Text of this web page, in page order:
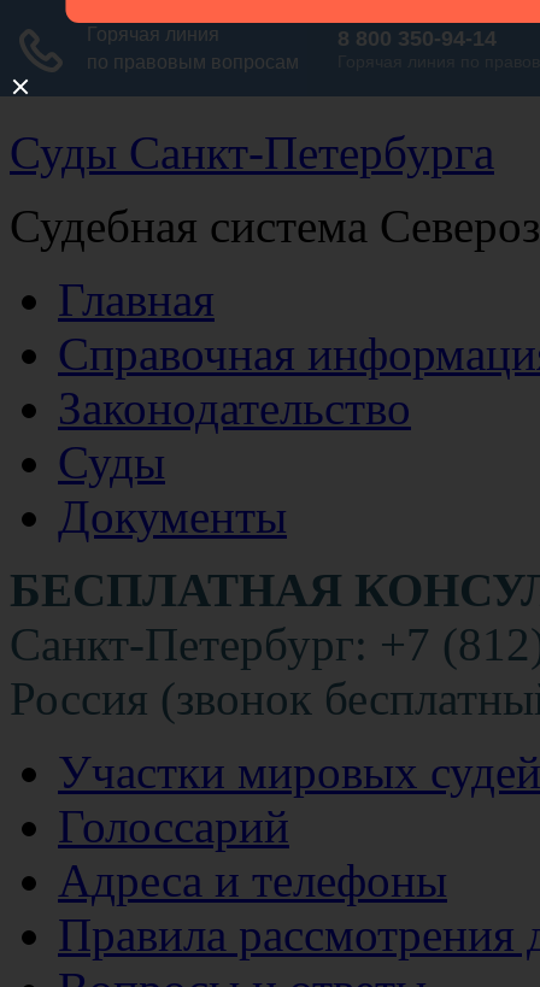
Суды Санкт-Петербурга
Судебная система
Главная
Справочная
Законодательство
Суды
Документы
БЕСПЛАТНАЯ
Санкт-Петербург: +7
Россия (звонок
Участки мировых судей
Голоссарий
Адреса и телефоны
Правила рассмотрения